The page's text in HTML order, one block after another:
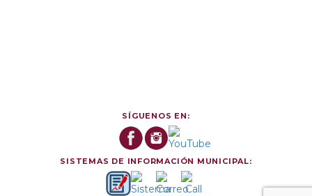
SÍGUENOS EN:
SISTEMAS DE INFORMACIÓN MUNICIPAL: